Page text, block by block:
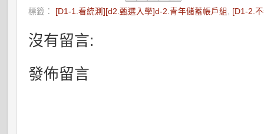
標籤： [D1-1.看統測][d2.甄選入學]d-2.青年儲蓄帳戶組 [D1-2.
沒有留言:
發佈留言